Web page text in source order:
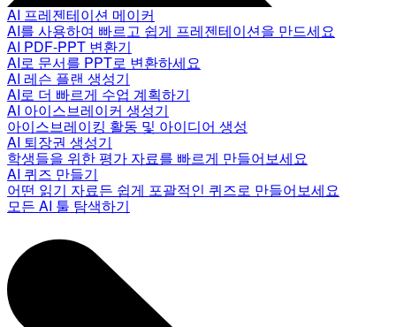
AI 프레젠테이션 메이커
AI를 사용하여 빠르고 쉽게 프레젠테이션을 만드세요
AI PDF-PPT 변환기
AI로 문서를 PPT로 변환하세요
AI 레슨 플랜 생성기
AI로 더 빠르게 수업 계획하기
AI 아이스브레이커 생성기
아이스브레이킹 활동 및 아이디어 생성
AI 퇴장권 생성기
학생들을 위한 평가 자료를 빠르게 만들어보세요
AI 퀴즈 만들기
어떤 읽기 자료든 쉽게 포괄적인 퀴즈로 만들어보세요
모든 AI 툴 탐색하기